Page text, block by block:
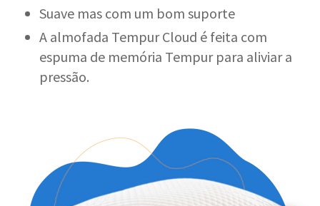
Suave mas com um bom suporte
A almofada Tempur Cloud é feita com
espuma de memória Tempur para aliviar a
pressão.